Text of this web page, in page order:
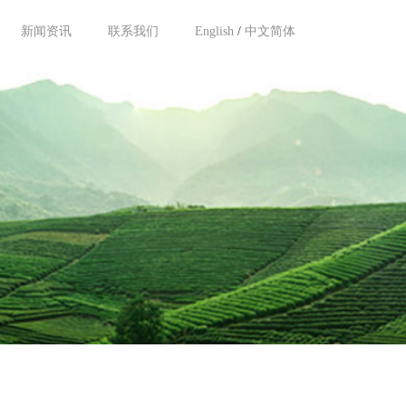
新闻资讯 联系我们 English / 中文简体